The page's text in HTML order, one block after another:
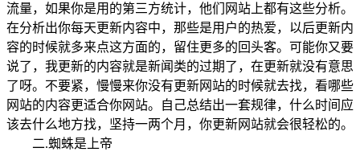
流量，如果你是用的第三方统计，他们网站上都有这些分析。
在分析出你每天更新内容中，那些是用户的热爱，以后更新内
容的时候就多来点这方面的，留住更多的回头客。可能你又要
说了，我更新的内容就是新闻类的过期了，在更新就没有意思
了呀。不要紧，慢慢来你没有更新网站的时候就去找，看哪些
网站的内容更适合你网站。自己总结出一套规律，什么时间应
该去什么地方找，坚持一两个月，你更新网站就会很轻松的。
二.蜘蛛是上帝